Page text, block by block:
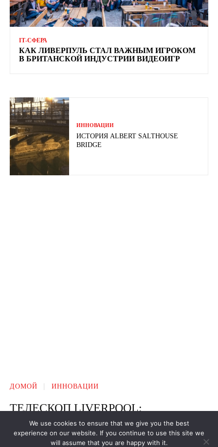
ІТ-СФЕРА
КАК ЛИВЕРПУЛЬ СТАЛ ВАЖНЫМ ИГРОКОМ
В БРИТАНСКОЙ ИНДУСТРИИ ВИДЕОИГР
ИННОВАЦИИ
ИСТОРИЯ ALBERT SALTHOUSE
BRIDGE
We use cookies to ensure that we give you the best
experience on our website. If you continue to use this site we
will assume that you are happy with it.